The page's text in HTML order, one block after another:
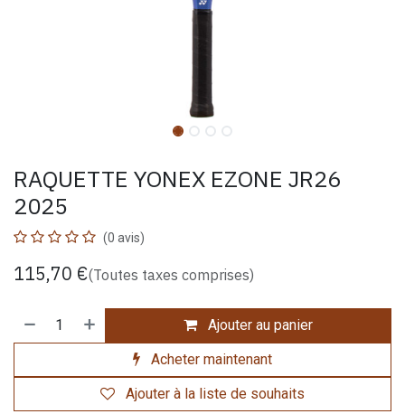
RAQUETTE YONEX EZONE JR26
2025
(0 avis)
115,70 €(Toutes taxes comprises)
Ajouter au panier
Acheter maintenant
Ajouter à la liste de souhaits